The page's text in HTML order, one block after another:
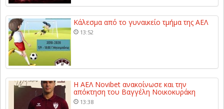
Κάλεσμα από το γυναικείο τμήμα της ΑΕΛ
13:52
Η ΑΕΛ Novibet ανακοίνωσε και την
απόκτηση του Βαγγέλη Νοικοκυράκη
13:38